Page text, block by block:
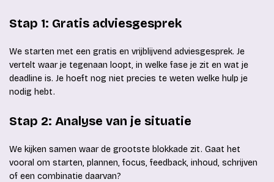
Stap 1: Gratis adviesgesprek
We starten met een gratis en vrijblijvend adviesgesprek. Je
vertelt waar je tegenaan loopt, in welke fase je zit en wat je
deadline is. Je hoeft nog niet precies te weten welke hulp je
nodig hebt.
Stap 2: Analyse van je situatie
We kijken samen waar de grootste blokkade zit. Gaat het
vooral om starten, plannen, focus, feedback, inhoud, schrijven
of een combinatie daarvan?